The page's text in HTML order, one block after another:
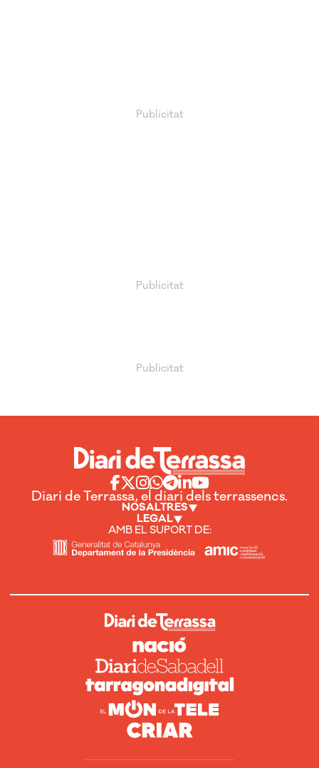
Diari de Terrassa, el diari dels terrassencs.
NOSALTRES
LEGAL
AMB EL SUPORT DE: